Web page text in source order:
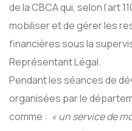
de la CBCA qui, selon l’art
mobiliser et de gérer les
financières sous la
Représentant Légal.
Pendant les séances de
organisées par le
comme : « un service de